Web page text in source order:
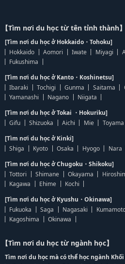
【Tìm nơi du học từ tên tỉnh thành】
[Tìm nơi du học ở Hokkaido・Tohoku]
Hokkaido
Aomori Iwate Miyagi
Fukushima
[Tìm nơi du học ở Kanto・Koshinetsu]
Ibaraki
Tochigi Gunma Saitama
Yamanashi
Nagano
Niigata
[Tìm nơi du học ở Tokai ・Hokuriku]
Gifu
Shizuoka Aichi Mie Toyama
[Tìm nơi du học ở Kinki]
Shiga
Kyoto Osaka Hyogo Nara
[Tìm nơi du học ở Chugoku・Shikoku]
Tottori
Shimane Okayama
Kagawa
Ehime
Kochi
[Tìm nơi du học ở Kyushu・Okinawa]
Fukuoka
Saga Nagasaki
Kagoshima
Okinawa
【Tìm nơi du học từ ngành học】
Tìm nơi du học mà có thể học ngành Khối